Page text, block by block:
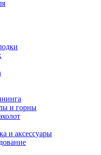
и горны
и аксессуары